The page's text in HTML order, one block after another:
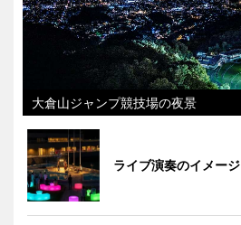
大倉山ジャンプ競技場の夜景
ライブ演奏のイメージ